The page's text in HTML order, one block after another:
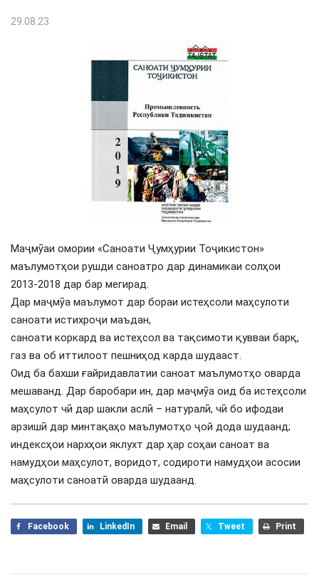
29.08.23
Маҷмӯаи омории «Саноати Ҷумҳурии Тоҷикистон»
маълумотҳои рушди саноатро дар динамикаи солҳои
2013-2018 дар бар мегирад.
Дар маҷмӯа маълумот дар бораи истеҳсоли маҳсулоти
саноати истихроҷи маъдан,
саноати коркард ва истеҳсол ва тақсимоти қувваи барқ,
газ ва об иттилоот пешниҳод карда шудааст.
Оид ба бахши ғайридавлатии саноат маълумотҳо оварда
мешаванд. Дар баробари ин, дар маҷмӯа оид ба истеҳсоли
маҳсулот чӣ дар шакли аслӣ – натуралӣ, чӣ бо ифодаи
арзишӣ дар минтақаҳо маълумотҳо ҷой дода шудаанд;
индексҳои нархҳои яклухт дар ҳар соҳаи саноат ва
намудҳои маҳсулот, воридот, содироти намудҳои асосии
маҳсулоти саноатӣ оварда шудаанд.
Facebook LinkedIn Email Tweet Print